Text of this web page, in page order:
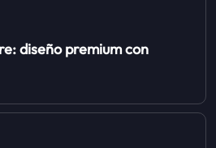
diseño premium con